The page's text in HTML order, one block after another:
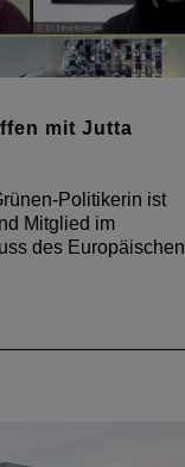
mit Jutta
Politikerin ist
Mitglied im
des Europäischen